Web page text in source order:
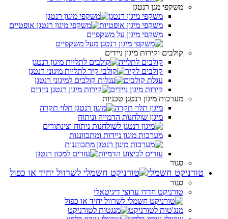
משקפי מגן רנטגן
משקפי מיגון רנטגן
משקפי מיגון אופטיות
משקפי מיגון על משקפיים
קולבים וקירות מיגון ניידים
קולבים לתלייה
קולבים לקיר
עגלת קולבים
קירות מיגון ניידים
מערכות מיגון רנטגן טכניות
מיגון תלוי תקרה
מיגון שולחנות הדמייה וניתוח
מערכות מיגון ניידות ומתכווננות
עזרים לביצוע הדמיות
סגור
טורניקט חשמלי
סגור
טורניקט חדדו ערוצי דיגיטאלי
מנג'טות לטורניקט